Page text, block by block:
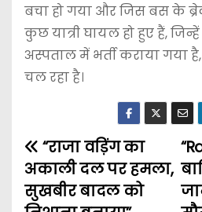
बचा हो गया और जिस बस के
कुछ यात्री घायल हो हुए हैं,
अस्पताल में भर्ती कराया गया
चल रहा है।
“राजा वड़िंग का
अकाली दल पर हमला,
सुखबीर बादल को